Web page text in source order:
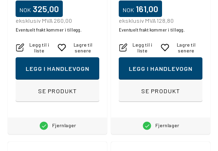
NOK 325,00
eksklusiv MVA 260,00
Eventuelt frakt kommer i tillegg.
Legg til i
liste
Lagre til
senere
LEGG I HANDLEVOGN
SE PRODUKT
Fjernlager
NOK 161,00
eksklusiv MVA 128,80
Eventuelt frakt kommer i tillegg.
Legg til i
liste
Lagre til
senere
LEGG I HANDLEVOGN
SE PRODUKT
Fjernlager